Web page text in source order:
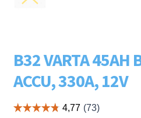
B32 VARTA 45AH
ACCU, 330A, 12V